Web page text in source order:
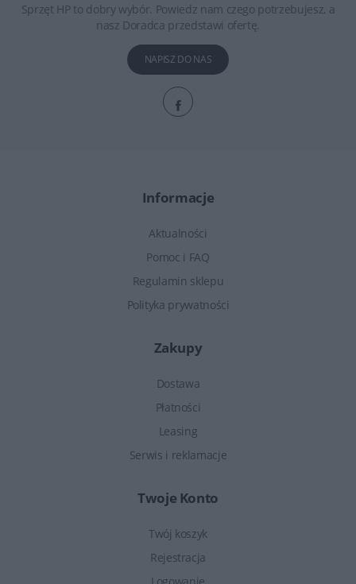
Sprzęt HP to dobry wybór. Powiedz nam czego potrzebujesz, a
nasz Doradca przedstawi ofertę.
NAPISZ DO NAS
Informacje
Aktualności
Pomoc i FAQ
Regulamin sklepu
Polityka prywatności
Zakupy
Dostawa
Płatności
Leasing
Serwis i reklamacje
Twoje Konto
Twój koszyk
Rejestracja